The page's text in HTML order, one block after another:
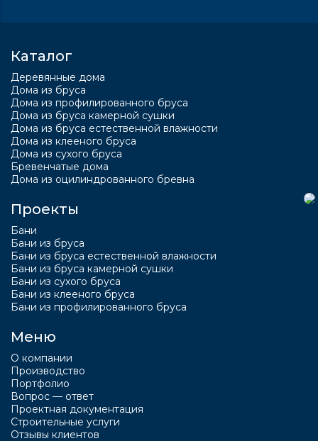
Каталог
Деревянные дома
Дома из бруса
Дома из профилированного бруса
Дома из бруса камерной сушки
Дома из бруса естественной влажности
Дома из клееного бруса
Дома из сухого бруса
Бревенчатые дома
Дома из оцилиндрованного бревна
Проекты
Бани
Бани из бруса
Бани из бруса естественной влажности
Бани из бруса камерной сушки
Бани из сухого бруса
Бани из клееного бруса
Бани из профилированного бруса
Меню
О компании
Производство
Портфолио
Вопрос — ответ
Проектная документация
Строительные услуги
Отзывы клиентов